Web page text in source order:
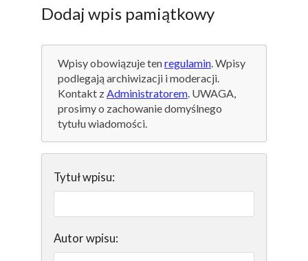
Dodaj wpis pamiątkowy
Wpisy obowiązuje tenregulamin. Wpisy
podlegają archiwizacji i moderacji.
Kontakt zAdministratorem. UWAGA,
prosimy o zachowanie domyślnego
tytułu wiadomości.
Tytuł wpisu:
Autor wpisu: